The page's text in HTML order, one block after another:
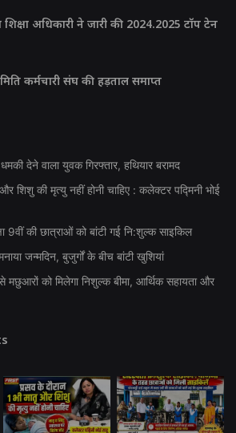
शिक्षा अधिकारी ने जारी की 2024.2025 टॉप टेन
कर्मचारी संघ की हड़ताल समाप्त
देने वाला युवक गिरफ्तार, हथियार बरामद
शिशु की मृत्यु नहीं होनी चाहिए : कलेक्टर पद्मिनी भोई
9वीं की छात्राओं को बांटी गई नि:शुल्क साइकिल
जन्मदिन, बुजुर्गों के बीच बांटी खुशियां
मछुआरों को मिलेगा निशुल्क बीमा, आर्थिक सहायता और